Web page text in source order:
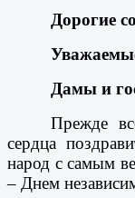
Дорогие
Дамы и
Прежде
сердца
народ с самым
– Днем